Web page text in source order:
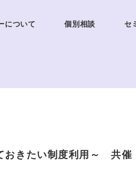
について 個別相談 セ
きたい制度利用～ 共催